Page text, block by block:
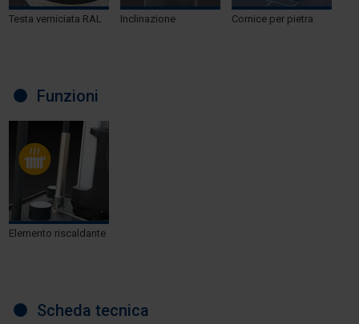
Testa verniciata RAL Inclinazione Cornice per pietra
Funzioni
Elemento riscaldante
Scheda tecnica